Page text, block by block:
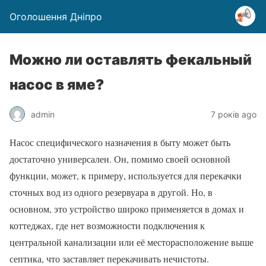
Оголошення Дніпро
Можно ли оставлять фекальный
насос в яме?
admin 7 років ago
Насос специфического назначения в быту может быть
достаточно универсален. Он, помимо своей основной
функции, может, к примеру, используется для перекачки
сточных вод из одного резервуара в другой. Но, в
основном, это устройство широко применяется в домах и
коттеджах, где нет возможности подключения к
центральной канализации или её месторасположение выше
септика, что заставляет перекачивать нечистоты.